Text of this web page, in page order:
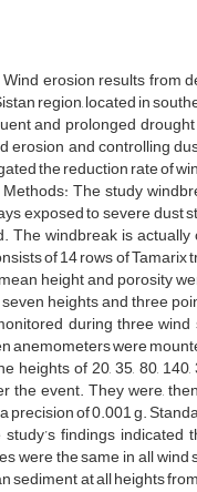
erosion results from
region, located in
and prolonged
erosion and controlling
the reduction rate of
The study
exposed to severe dust
The windbreak is
of 14 rows of
height and porosity
heights and three
during three
anemometers were
heights of 20, 35, 80,
the event. They were,
precision of 0.001 g.
study’s findings
were the same in all
sediment at all heights